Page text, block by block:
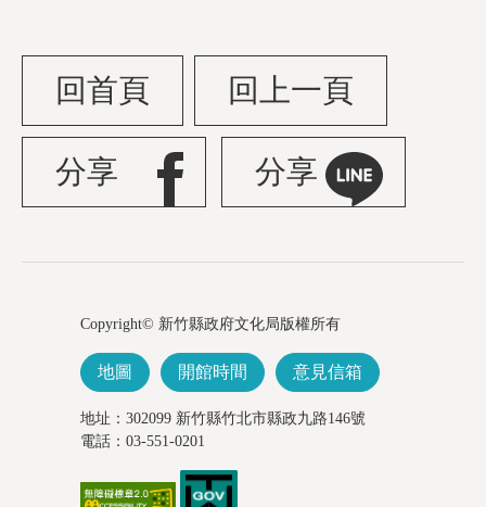
回首頁 回上一頁
分享 分享
Copyright© 新竹縣政府文化局版權所有
地圖 開館時間 意見信箱
地址：302099 新竹縣竹北市縣政九路146號
電話：03-551-0201